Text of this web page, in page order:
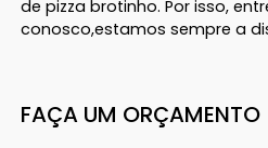
de pizza brotinho. Por isso,
conosco,estamos sempre a
FAÇA UM ORÇAMENTO